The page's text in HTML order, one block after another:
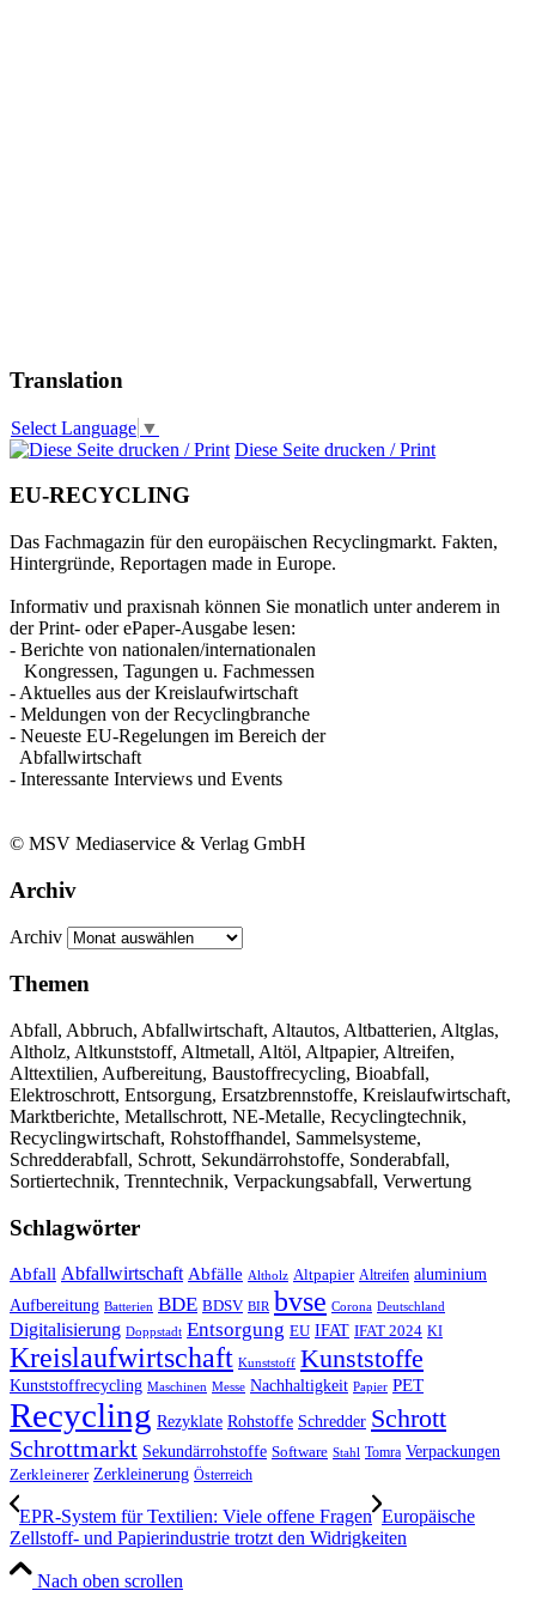
Translation
Select Language ▼
Diese Seite drucken / Print
EU-RECYCLING
Das Fachmagazin für den europäischen Recyclingmarkt. Fakten,
Hintergründe, Reportagen made in Europe.
Informativ und praxisnah können Sie monatlich unter anderem in
der Print- oder ePaper-Ausgabe lesen:
- Berichte von nationalen/internationalen
Kongressen, Tagungen u. Fachmessen
- Aktuelles aus der Kreislaufwirtschaft
- Meldungen von der Recyclingbranche
- Neueste EU-Regelungen im Bereich der
Abfallwirtschaft
- Interessante Interviews und Events
© MSV Mediaservice & Verlag GmbH
Archiv
Archiv
Themen
Abfall, Abbruch, Abfallwirtschaft, Altautos, Altbatterien, Altglas,
Altholz, Altkunststoff, Altmetall, Altöl, Altpapier, Altreifen,
Alttextilien, Aufbereitung, Baustoffrecycling, Bioabfall,
Elektroschrott, Entsorgung, Ersatzbrennstoffe, Kreislaufwirtschaft,
Marktberichte, Metallschrott, NE-Metalle, Recyclingtechnik,
Recyclingwirtschaft, Rohstoffhandel, Sammelsysteme,
Schredderabfall, Schrott, Sekundärrohstoffe, Sonderabfall,
Sortiertechnik, Trenntechnik, Verpackungsabfall, Verwertung
Schlagwörter
Abfall Abfallwirtschaft Abfälle Altholz Altpapier Altreifen aluminium
Aufbereitung Batterien BDE BDSV BIR bvse Corona Deutschland
Digitalisierung Doppstadt Entsorgung EU IFAT IFAT 2024 KI
Kreislaufwirtschaft Kunststoff Kunststoffe
Kunststoffrecycling Maschinen Messe Nachhaltigkeit Papier PET
Recycling Rezyklate Rohstoffe Schredder Schrott
Schrottmarkt Sekundärrohstoffe Software Stahl Tomra Verpackungen
Zerkleinerer Zerkleinerung Österreich
EPR-System für Textilien: Viele offene Fragen Europäische
Zellstoff- und Papierindustrie trotzt den Widrigkeiten
Nach oben scrollen